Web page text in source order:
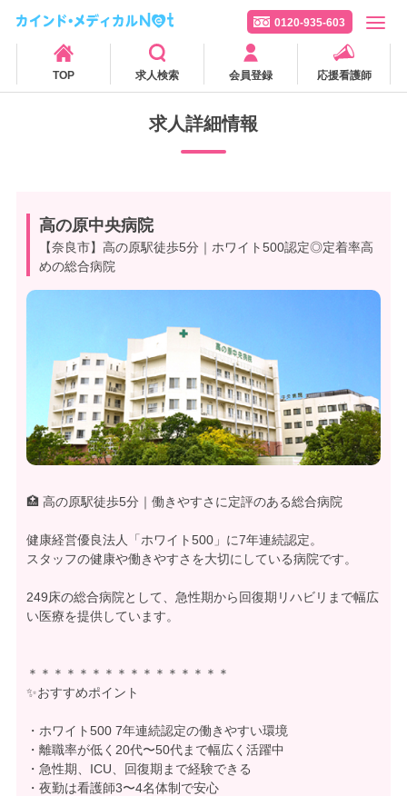
0120-935-603
TOP 求人検索 会員登録 応援看護師
求人詳細情報
高の原中央病院
【奈良市】高の原駅徒歩5分｜ホワイト500認定◎定着率高
めの総合病院
🏥 高の原駅徒歩5分｜働きやすさに定評のある総合病院
健康経営優良法人「ホワイト500」に7年連続認定。
スタッフの健康や働きやすさを大切にしている病院です。
249床の総合病院として、急性期から回復期リハビリまで幅広
い医療を提供しています。
＊＊＊＊＊＊＊＊＊＊＊＊＊＊＊＊
✨おすすめポイント
・ホワイト500 7年連続認定の働きやすい環境
・離職率が低く20代〜50代まで幅広く活躍中
・急性期、ICU、回復期まで経験できる
・夜勤は看護師3〜4名体制で安心